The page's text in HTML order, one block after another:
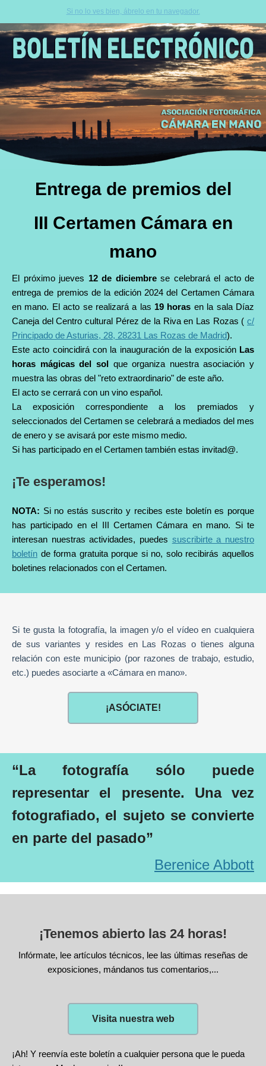
Si no lo ves bien, ábrelo en tu navegador.
Entrega de premios del
III Certamen Cámara en
mano
El próximo jueves 12 de diciembre se celebrará el acto de
entrega de premios de la edición 2024 del Certamen Cámara
en mano. El acto se realizará a las 19 horas en la sala Díaz
Caneja del Centro cultural Pérez de la Riva en Las Rozas ( c/
Principado de Asturias, 28, 28231 Las Rozas de Madrid).
Este acto coincidirá con la inauguración de la exposición Las
horas mágicas del solque organiza nuestra asociación y
muestra las obras del "reto extraordinario" de este año.
El acto se cerrará con un vino español.
La exposición correspondiente a los premiados y
seleccionados del Certamen se celebrará a mediados del mes
de enero y se avisará por este mismo medio.
Si has participado en el Certamen también estas invitad@.
¡Te esperamos!
NOTA: Si no estás suscrito y recibes este boletín es porque
has participado en el III Certamen Cámara en mano. Si te
interesan nuestras actividades, puedes suscribirte a nuestro
boletín de forma gratuita porque si no, solo recibirás aquellos
boletines relacionados con el Certamen.
Si te gusta la fotografía, la imagen y/o el vídeo en cualquiera
de sus variantes y resides en Las Rozas o tienes alguna
relación con este municipio (por razones de trabajo, estudio,
etc.) puedes asociarte a «Cámara en mano».
¡ASÓCIATE!
“La fotografía sólo puede
representar el presente. Una vez
fotografiado, el sujeto se convierte
en parte del pasado”
Berenice Abbott
¡Tenemos abierto las 24 horas!
Infórmate, lee artículos técnicos, lee las últimas reseñas de
exposiciones, mándanos tus comentarios,...
Visita nuestra web
¡Ah! Y reenvía este boletín a cualquier persona que le pueda